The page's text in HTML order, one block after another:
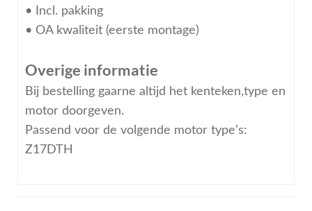
• Incl. pakking
• OA kwaliteit (eerste montage)
Overige informatie
Bij bestelling gaarne altijd het kenteken,type en
motor doorgeven.
Passend voor de volgende motor type’s:
Z17DTH